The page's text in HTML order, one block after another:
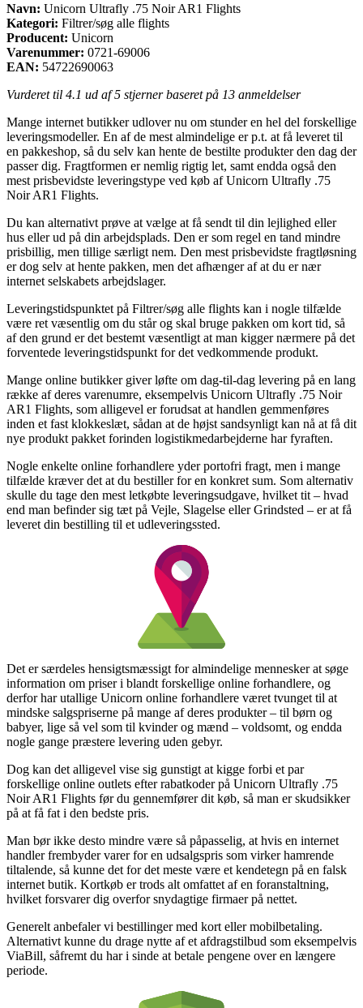
Navn: Unicorn Ultrafly .75 Noir AR1 Flights
Kategori: Filtrer/søg alle flights
Producent: Unicorn
Varenummer: 0721-69006
EAN: 54722690063
Vurderet til 4.1 ud af 5 stjerner baseret på 13 anmeldelser
Mange internet butikker udlover nu om stunder en hel del forskellige
leveringsmodeller. En af de mest almindelige er p.t. at få leveret til
en pakkeshop, så du selv kan hente de bestilte produkter den dag der
passer dig. Fragtformen er nemlig rigtig let, samt endda også den
mest prisbevidste leveringstype ved køb af Unicorn Ultrafly .75
Noir AR1 Flights.
Du kan alternativt prøve at vælge at få sendt til din lejlighed eller
hus eller ud på din arbejdsplads. Den er som regel en tand mindre
prisbillig, men tillige særligt nem. Den mest prisbevidste fragtløsning
er dog selv at hente pakken, men det afhænger af at du er nær
internet selskabets arbejdslager.
Leveringstidspunktet på Filtrer/søg alle flights kan i nogle tilfælde
være ret væsentlig om du står og skal bruge pakken om kort tid, så
af den grund er det bestemt væsentligt at man kigger nærmere på det
forventede leveringstidspunkt for det vedkommende produkt.
Mange online butikker giver løfte om dag-til-dag levering på en lang
række af deres varenumre, eksempelvis Unicorn Ultrafly .75 Noir
AR1 Flights, som alligevel er forudsat at handlen gemmenføres
inden et fast klokkeslæt, sådan at de højst sandsynligt kan nå at få dit
nye produkt pakket forinden logistikmedarbejderne har fyraften.
Nogle enkelte online forhandlere yder portofri fragt, men i mange
tilfælde kræver det at du bestiller for en konkret sum. Som alternativ
skulle du tage den mest letkøbte leveringsudgave, hvilket tit – hvad
end man befinder sig tæt på Vejle, Slagelse eller Grindsted – er at få
leveret din bestilling til et udleveringssted.
Det er særdeles hensigtsmæssigt for almindelige mennesker at søge
information om priser i blandt forskellige online forhandlere, og
derfor har utallige Unicorn online forhandlere været tvunget til at
mindske salgspriserne på mange af deres produkter – til børn og
babyer, lige så vel som til kvinder og mænd – voldsomt, og endda
nogle gange præstere levering uden gebyr.
Dog kan det alligevel vise sig gunstigt at kigge forbi et par
forskellige online outlets efter rabatkoder på Unicorn Ultrafly .75
Noir AR1 Flights før du gennemfører dit køb, så man er skudsikker
på at få fat i den bedste pris.
Man bør ikke desto mindre være så påpasselig, at hvis en internet
handler frembyder varer for en udsalgspris som virker hamrende
tiltalende, så kunne det for det meste være et kendetegn på en falsk
internet butik. Kortkøb er trods alt omfattet af en foranstaltning,
hvilket forsvarer dig overfor snydagtige firmaer på nettet.
Generelt anbefaler vi bestillinger med kort eller mobilbetaling.
Alternativt kunne du drage nytte af et afdragstilbud som eksempelvis
ViaBill, såfremt du har i sinde at betale pengene over en længere
periode.